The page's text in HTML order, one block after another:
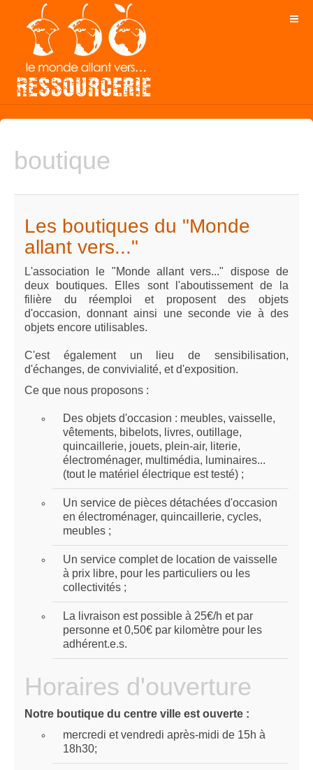
boutique
Les boutiques du "Monde
allant vers..."
L'association le "Monde allant vers..." dispose de
deux boutiques. Elles sont l'aboutissement de la
filière du réemploi et proposent des objets
d'occasion, donnant ainsi une seconde vie à des
objets encore utilisables.
C'est également un lieu de sensibilisation,
d'échanges, de convivialité, et d'exposition.
Ce que nous proposons :
Des objets d'occasion : meubles, vaisselle,
vêtements, bibelots, livres, outillage,
quincaillerie, jouets, plein-air, literie,
électroménager, multimédia, luminaires...
(tout le matériel électrique est testé) ;
Un service de pièces détachées d'occasion
en électroménager, quincaillerie, cycles,
meubles ;
Un service complet de location de vaisselle
à prix libre, pour les particuliers ou les
collectivités ;
La livraison est possible à 25€/h et par
personne et 0,50€ par kilomètre pour les
adhérent.e.s.
Horaires d'ouverture
Notre boutique du centre ville est ouverte :
mercredi et vendredi après-midi de 15h à
18h30;